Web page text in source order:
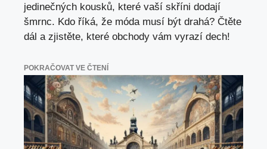
jedinečných kousků, které vaší skříni dodají
šmrnc. Kdo říká, že móda musí být drahá? Čtěte
dál a zjistěte, které obchody vám vyrazí dech!
POKRAČOVAT VE ČTENÍ